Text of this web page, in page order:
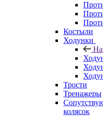
Костыли
Ходунки
Трости
Тренажеры
колясок